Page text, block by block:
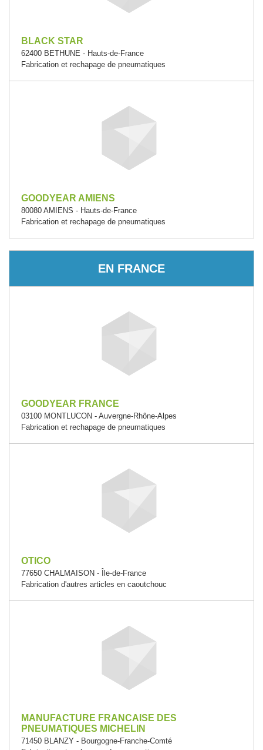
BLACK STAR
62400 BETHUNE - Hauts-de-France
Fabrication et rechapage de pneumatiques
GOODYEAR AMIENS
80080 AMIENS - Hauts-de-France
Fabrication et rechapage de pneumatiques
EN FRANCE
GOODYEAR FRANCE
03100 MONTLUCON - Auvergne-Rhône-Alpes
Fabrication et rechapage de pneumatiques
OTICO
77650 CHALMAISON - Île-de-France
Fabrication d'autres articles en caoutchouc
MANUFACTURE FRANCAISE DES
PNEUMATIQUES MICHELIN
71450 BLANZY - Bourgogne-Franche-Comté